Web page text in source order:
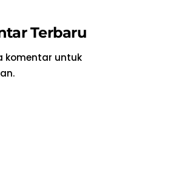
Terbaru
komentar untuk